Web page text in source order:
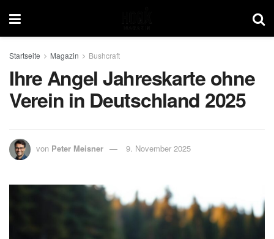
Startseite Magazin Bushcraft
Ihre Angel Jahreskarte ohne
Verein in Deutschland 2025
von Peter Meisner 9. November 2025